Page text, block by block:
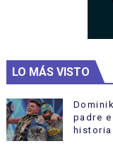
LO MÁS VISTO
padre
historia